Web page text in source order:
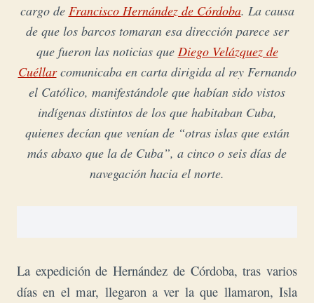
cargo de Francisco Hernández de Córdoba. La causa
de que los barcos tomaran esa dirección parece ser
que fueron las noticias que Diego Velázquez de
Cuéllarcomunicaba en carta dirigida al rey Fernando
el Católico, manifestándole que habían sido vistos
indígenas distintos de los que habitaban Cuba,
quienes decían que venían de “otras islas que están
más abaxo que la de Cuba”, a cinco o seis días de
navegación hacia el norte.
La expedición de Hernández de Córdoba, tras varios
días en el mar, llegaron a ver la que llamaron, Isla